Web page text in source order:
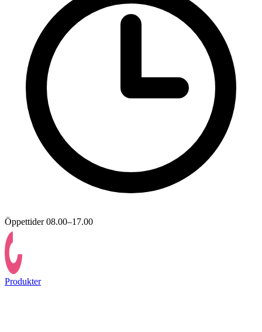
Öppettider 08.00–17.00
Produkter